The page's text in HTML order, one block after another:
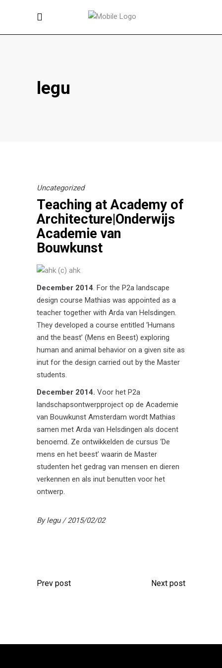
legu
Uncategorized
Teaching at Academy of
Architecture|Onderwijs
Academie van
Bouwkunst
December 2014. For the P2a landscape
design course Mathias was appointed as a
teacher together with Arda van Helsdingen.
They developed a course entitled ‘Humans
and the beast’ (Mens en Beest) exploring
human and animal behavior on a given site as
inut for the design carried out by the Master
students.
December 2014. Voor het P2a
landschapsontwerpproject op de Academie
van Bouwkunst Amsterdam wordt Mathias
samen met Arda van Helsdingen als docent
benoemd. Ze ontwikkelden de cursus ‘De
mens en het beest’ waarin de Master
studenten het gedrag van mensen en dieren
verkennen en als inut benutten voor het
ontwerp.
Bylegu 2015/02/02
Prev post Next post